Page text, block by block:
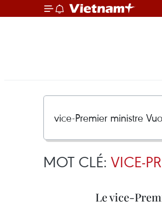
MOT CLÉ: VICE-
Le vice-